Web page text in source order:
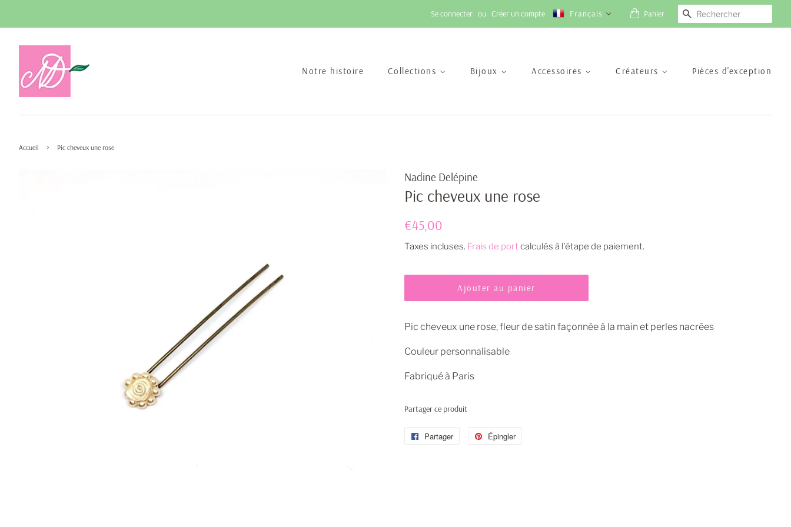
Se connecter ou Créer un compte Français Panier Recherche
Notre histoire Collections Bijoux Accessoires Créateurs Pièces d'exception
Accueil › Pic cheveux une rose
Nadine Delépine
Pic cheveux une rose
Prix
€45,00
Taxes incluses. Frais de port calculés à l'étape de paiement.
Ajouter au panier
Pic cheveux une rose, fleur de satin façonnée à la main et perles nacrées
Couleur personnalisable
Fabriqué à Paris
Partager ce produit
Partager
Partager Épingler